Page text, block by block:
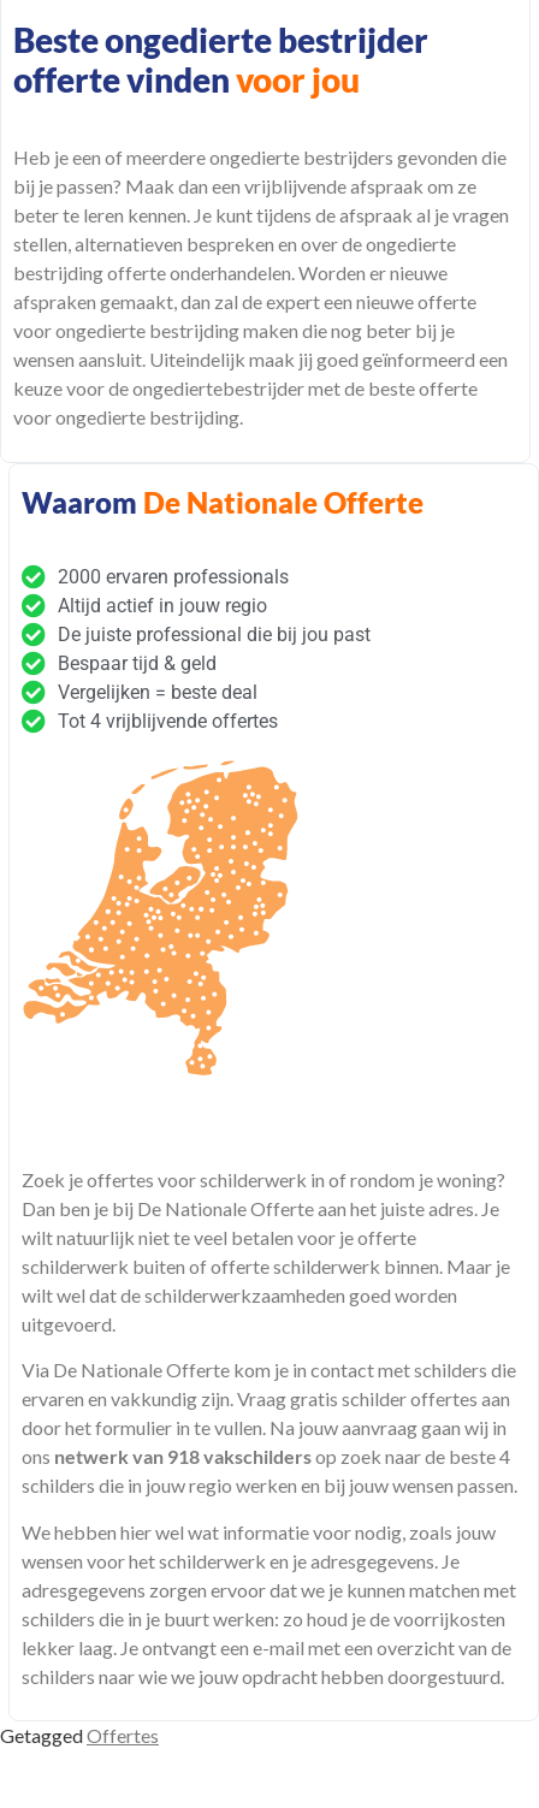
Beste ongedierte bestrijder
offerte vindenvoor jou
Heb je een of meerdere ongedierte bestrijders gevonden die
bij je passen? Maak dan een vrijblijvendeafspraak om ze
beter te leren kennen. Je kunt tijdens de afspraak al je vragen
stellen,alternatieven bespreken en over de ongedierte
bestrijding offerte onderhandelen. Worden er nieuwe
afspraken gemaakt, dan zal de expert een nieuwe offerte
voor ongedierte bestrijding maken die nog beter bij je
wensen aansluit. Uiteindelijk maak jij goed geïnformeerd een
keuze voor de ongediertebestrijder met de beste offerte
voor ongedierte bestrijding.
Waarom De Nationale Offerte
2000 ervaren professionals
Altijd actief in jouw regio
De juiste professional die bij jou past
Bespaar tijd & geld
Vergelijken = beste deal
Tot 4 vrijblijvende offertes
Zoek je offertes voor schilderwerk in of rondom je woning?
Dan ben je bij De Nationale Offerte aan het juiste adres. Je
wilt natuurlijk niet te veel betalen voor je offerte
schilderwerk buiten of offerte schilderwerk binnen. Maar je
wilt wel dat de schilderwerkzaamheden goed worden
uitgevoerd.
Via De Nationale Offerte kom je in contact met schilders die
ervaren en vakkundig zijn. Vraag gratis schilder offertes aan
door het formulier in te vullen. Na jouw aanvraag gaan wij in
ons netwerk van 918 vakschildersop zoek naar de beste 4
schilders die in jouw regio werken en bij jouw wensen passen.
We hebben hier wel wat informatie voor nodig, zoals jouw
wensen voor het schilderwerk en je adresgegevens. Je
adresgegevens zorgen ervoor dat we je kunnen matchen met
schilders die in je buurt werken: zo houd je de voorrijkosten
lekker laag. Je ontvangt een e-mail met een overzicht van de
schilders naar wie we jouw opdracht hebben doorgestuurd.
GetaggedOffertes